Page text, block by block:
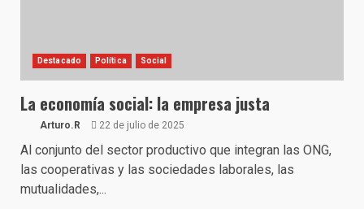
Destacado Política Social
La economía social: la empresa justa
Arturo.R 22 de julio de 2025
Al conjunto del sector productivo que integran las ONG,
las cooperativas y las sociedades laborales, las
mutualidades,...